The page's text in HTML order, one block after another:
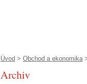
Úvod > Obchod a ekonomika
Archiv